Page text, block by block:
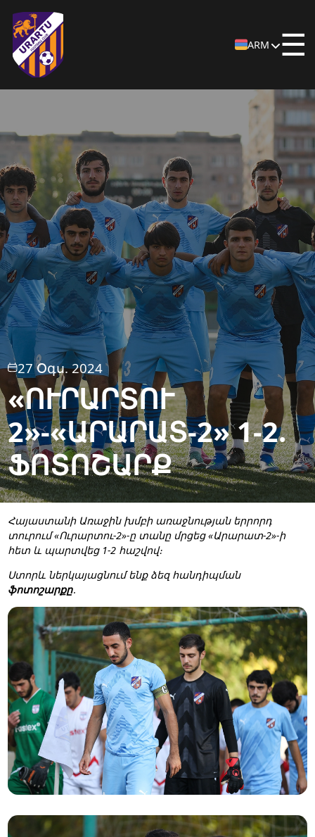
ARM ☰
27 Օգս. 2024
«ՈՒՐԱՐՏՈՒ
2»-«ԱՐԱՐԱՏ-2» 1-2.
ՖՈՏՈՇԱՐՔ
Հայաստանի Առաջին խմբի առաջնության երրորդ
տուրում «Ուրարտու-2»-ը տանը մրցեց «Արարատ-2»-ի
հետ և պարտվեց 1-2 հաշվով։
Ստորև ներկայացնում ենք ձեզ հանդիպման
ֆոտոշարքը․